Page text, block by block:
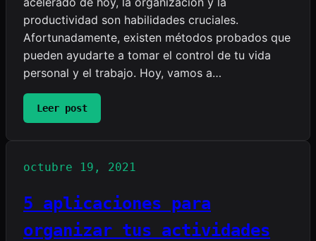
productividad son habilidades cruciales.
Afortunadamente, existen métodos probados que
pueden ayudarte a tomar el control de tu vida
personal y el trabajo. Hoy, vamos a…
Leer post:
Domina
Descubre
Métodos
y
octubre 19, 2021
5 aplicaciones para
organizar tus actividades